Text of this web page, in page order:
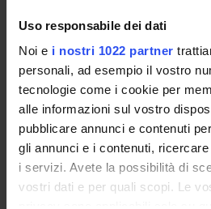
Uso responsabile dei dati
Noi e i nostri 1022 partner
personali, ad esempio il vostro
tecnologie come i cookie per
alle informazioni sul vostro
pubblicare annunci e contenuti
gli annunci e i contenuti,
i servizi. Avete la possibilità di
vostri dati e per quali scopi. Le
Academic year
search
Course name